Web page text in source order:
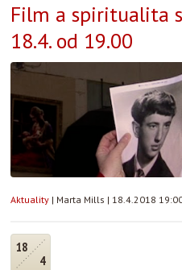
Film a spiritualita
18.4. od 19.00
Aktuality | Marta Mills | 18.4.2018
18
4